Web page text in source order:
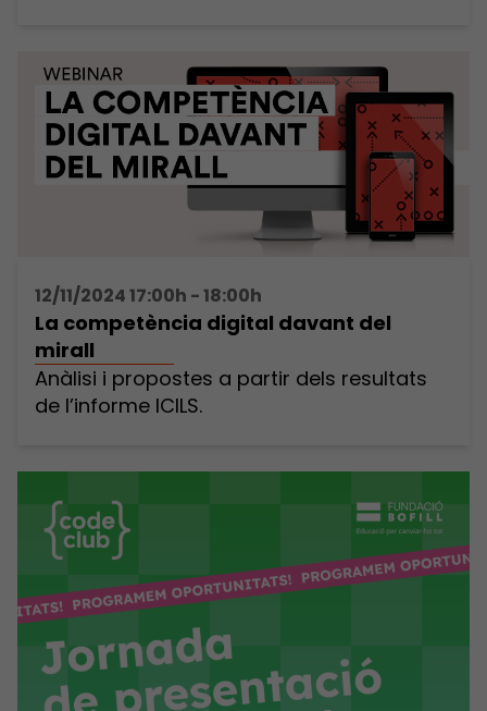
cognom o el teu codi postal influeixen en
allò que veus a internet, en com et […]
12/11/2024 17:00h - 18:00h
La competència digital davant del
mirall
Anàlisi i propostes a partir dels resultats
de l’informe ICILS.